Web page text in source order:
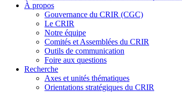
À propos
Gouvernance du CRIR (CGC)
Le CRIR
Notre équipe
Comités et Assemblées du CRIR
Outils de communication
Foire aux questions
Recherche
Axes et unités thématiques
Orientations stratégiques du CRIR